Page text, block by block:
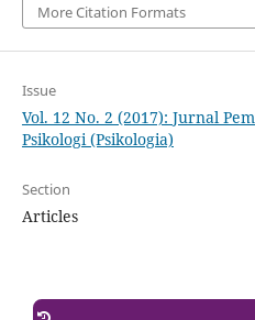
More Citation Formats
Issue
Vol. 12 No. 2 (2017): Jurnal
Psikologi (Psikologia)
Section
Articles